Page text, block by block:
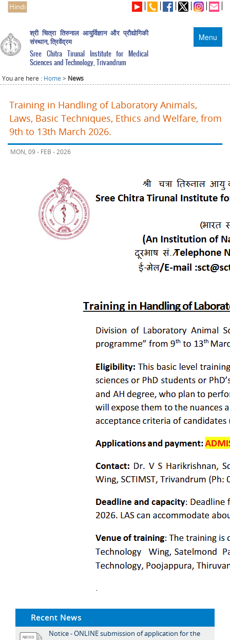
Hindi
Menu
श्री चित्रा तिरुनाल आयुर्विज्ञान और प्रौद्योगिकी
संस्थान, त्रिवेंद्रम
Sree Chitra Tirunal Institute for Medical
Sciences and Technology, Trivandrum
You are here : Home > News
Training in Handling of Laboratory Animals,
Laws, Basic Techniques, Ethics and Welfare, from
9th to 13th March 2026.
MON, 09 - FEB - 2026
Recent News
Notice - ONLINE submission of application for the